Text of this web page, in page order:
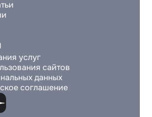
услуг
сайтов
данных
соглашение